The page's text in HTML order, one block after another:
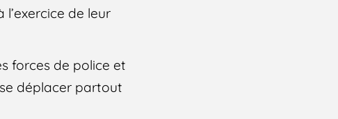
de leur
forces de police et
déplacer partout